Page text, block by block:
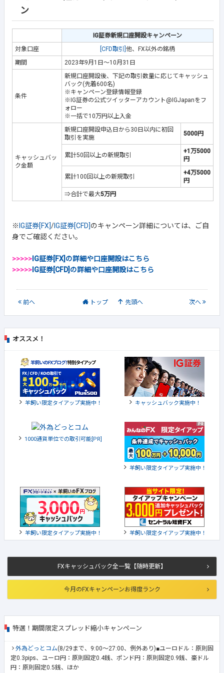
ン
IG証券新規口座開設キャンペーン
対象口座
[CFD取引] 他、FX以外の銘柄
期間
2023年9月1日～10月31日
条件
新規口座開設後、下記の取引数量に応じてキャッシュ
バック(先着600名)
※キャンペーン登録情報登録
※IG証券の公式ツイッターアカウント@IGJapanをフ
ォロー
※一括で10万円以上入金
キャッシュバッ
ク金額
新規口座開設申込日から30日以内に初回
取引を実施
5000円
累計50回以上の新規取引
+1万5000
円
累計100回以上の新規取引
+4万5000
円
⇒合計で最大5万円
※IG証券[FX]/IG証券[CFD]のキャンペーン詳細については、ご自
身でご確認ください。
>>>>>IG証券[FX]の詳細や口座開設はこちら
>>>>>IG証券[CFD]の詳細や口座開設はこちら
前へ トップ 先頭へ 次へ
FXキャッシュバック全一覧【随時更新】
今月のFXキャンペーンお得度ランク
特選！期間限定スプレッド縮小キャンペーン
外為どっとコム(8/29まで、9:00～27:00、例外あり)■ユーロドル：原則固
定0.3pips、ユーロ円：原則固定0.4銭、ポンド円：原則固定0.9銭、豪ドル
円：原則固定0.5銭、ほか
オススメ！
羊飼い限定タイアップ実施中！ キャッシュバック実施中！
1000通貨単位での取引可能[PR]
羊飼い限定タイアップ実施中！
羊飼い限定タイアップ実施中！ 羊飼い限定タイアップ実施中！